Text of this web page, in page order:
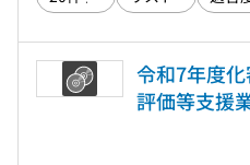
令和7年度
評価等支援